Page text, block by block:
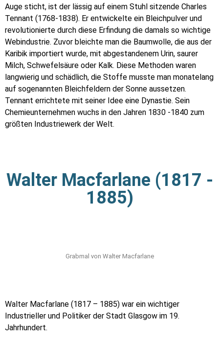
Auge sticht, ist der lässig auf einem Stuhl sitzende Charles
Tennant (1768-1838). Er entwickelte ein Bleichpulver und
revolutionierte durch diese Erfindung die damals so wichtige
Webindustrie. Zuvor bleichte man die Baumwolle, die aus der
Karibik importiert wurde, mit abgestandenem Urin, saurer
Milch, Schwefelsäure oder Kalk. Diese Methoden waren
langwierig und schädlich, die Stoffe musste man monatelang
auf sogenannten Bleichfeldern der Sonne aussetzen.
Tennant errichtete mit seiner Idee eine Dynastie. Sein
Chemieunternehmen wuchs in den Jahren 1830 -1840 zum
größten Industriewerk der Welt.
Walter Macfarlane (1817 -
1885)
Grabmal von Walter Macfarlane
Walter Macfarlane (1817 – 1885) war ein wichtiger
Industrieller und Politiker der Stadt Glasgow im 19.
Jahrhundert.